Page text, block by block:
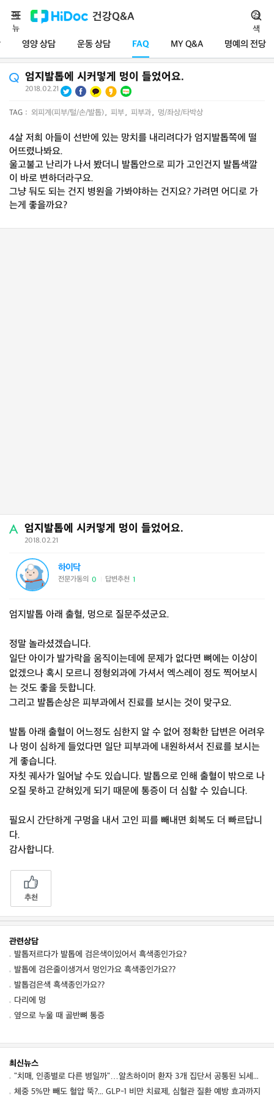
건강Q&A
영양 상담 운동 상담 FAQ MY Q&A 명예의 전당
메
뉴
검
색
엄지발톱에 시커멓게 멍이 들었어요.
2018.02.21
TAG : 외피계(피부/털/손/발톱), 피부, 피부과, 멍/좌상/타박상
4살 저희 아들이 선반에 있는 망치를 내리려다가 엄지발톱쪽에 떨
어뜨렸나봐요.
울고불고 난리가 나서 봤더니 발톱안으로 피가 고인건지 발톱색깔
이 바로 변하더라구요.
그냥 둬도 되는 건지 병원을 가봐야하는 건지요? 가려면 어디로 가
는게 좋을까요?
엄지발톱에 시커멓게 멍이 들었어요.
2018.02.21
하이닥
전문가동의 0 답변추천 1
엄지발톱 아래 출혈, 멍으로 질문주셨군요.
정말 놀라셨겠습니다.
일단 아이가 발가락을 움직이는데에 문제가 없다면 뼈에는 이상이
없겠으나 혹시 모르니 정형외과에 가셔서 엑스레이 정도 찍어보시
는 것도 좋을 듯합니다.
그리고 발톱손상은 피부과에서 진료를 보시는 것이 맞구요.
발톱 아래 출혈이 어느정도 심한지 알 수 없어 정확한 답변은 어려우
나 멍이 심하게 들었다면 일단 피부과에 내원하셔서 진료를 보시는
게 좋습니다.
자칫 궤사가 일어날 수도 있습니다. 발톱으로 인해 출혈이 밖으로 나
오질 못하고 갇혀있게 되기 때문에 통증이 더 심할 수 있습니다.
필요시 간단하게 구멍을 내서 고인 피를 빼내면 회복도 더 빠르답니
다.
감사합니다.
추천
관련상담
발톱저르다가 발톱에 검은색이있어서 흑색종인가요?
발톱에 검은줄이생겨서 멍인가요 흑색종인가요??
발톱검은색 흑색종인가요??
다리에 멍
옆으로 누울 때 골반뼈 통증
최신뉴스
"치매, 인종별로 다른 병일까"…알츠하이머 환자 3개 집단서 공통된 뇌세포 이상 발견
체중 5%만 빼도 혈압 뚝?... GLP-1 비만 치료제, 심혈관 질환 예방 효과까지